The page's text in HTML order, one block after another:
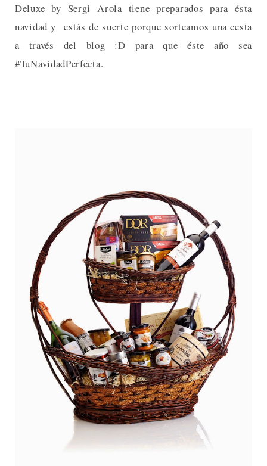
Deluxe by Sergi Arola tiene preparados para ésta
navidad y estás de suerte porque sorteamos una cesta
a través del blog :D para que éste año sea
#TuNavidadPerfecta.